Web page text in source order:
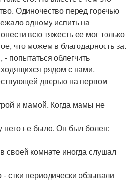
Одиночество перед горечью
одному испить на
всю тяжесть ее мог только
что можем в благодарность за.
попытаться облегчить
рядом с нами.
дверью на первом
и мамой. Когда мамы не
него не было. Он был болен:
своей комнате иногда слушал
стки периодически обзывали